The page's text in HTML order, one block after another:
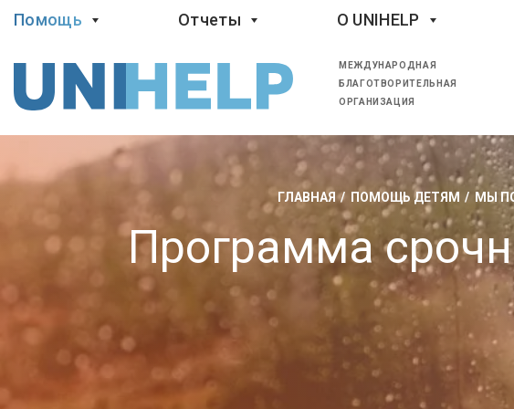
Помощь Отчеты O UNIHELP
МЕЖДУНАРОДНАЯ
БЛАГОТВОРИТЕЛЬНАЯ
ОРГАНИЗАЦИЯ
ГЛАВНАЯ ПОМОЩЬ ДЕТЯМ МЫ
Программа